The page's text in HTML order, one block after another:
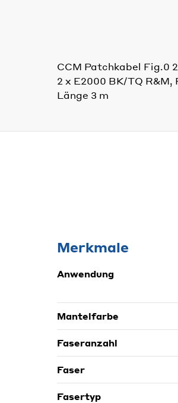
CCM Patchkabel Fig.0
2 x E2000 BK/TQ R&M,
Länge 3 m
Merkmale
Anwendung
Mantelfarbe
Faseranzahl
Faser
Fasertyp